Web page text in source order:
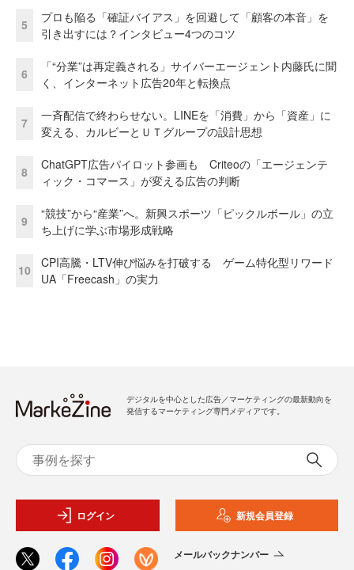
5
プロも陥る「確証バイアス」を回避して「顧客の本音」を
引き出すには？インタビュー4つのコツ
6
「“分業”は再定義される」サイバーエージェント内藤氏に聞
く、インターネット広告20年と転換点
7
一斉配信で終わらせない。LINEを「消費」から「資産」に
変える、カルビーとＵＴグループの設計思想
8
ChatGPT広告パイロット参画も Criteoの「エージェンテ
ィック・コマース」が変える広告の判断
9
“競技”から“産業”へ。新興スポーツ「ピックルボール」の立
ち上げに学ぶ市場形成戦略
10
CPI高騰・LTV伸び悩みを打破する ゲーム特化型リワード
UA「Freecash」の実力
デジタルを中心とした広告／マーケティングの最新動向を
発信するマーケティング専門メディアです。
ログイン 新規会員登録
メールバックナンバー